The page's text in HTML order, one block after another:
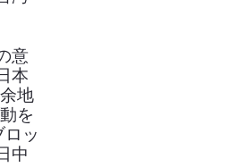
意
本
地
を
ッ
中